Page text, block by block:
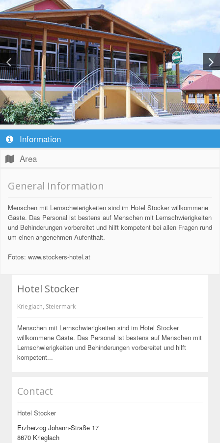
Information
Area
General Information
Menschen mit Lernschwierigkeiten sind im Hotel Stocker willkommene
Gäste. Das Personal ist bestens auf Menschen mit Lernschwierigkeiten
und Behinderungen vorbereitet und hilft kompetent bei allen Fragen rund
um einen angenehmen Aufenthalt.
Fotos: www.stockers-hotel.at
Hotel Stocker
Krieglach, Steiermark
Menschen mit Lernschwierigkeiten sind im Hotel Stocker
willkommene Gäste. Das Personal ist bestens auf Menschen mit
Lernschwierigkeiten und Behinderungen vorbereitet und hilft
kompetent...
Contact
Hotel Stocker
Erzherzog Johann-Straße 17
8670 Krieglach